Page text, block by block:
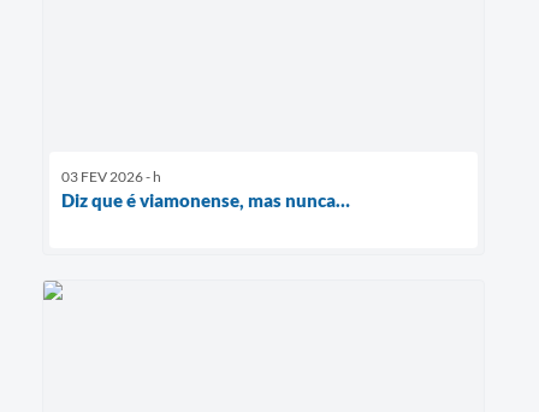
03 FEV 2026 - h
Diz que é viamonense, mas nunca…